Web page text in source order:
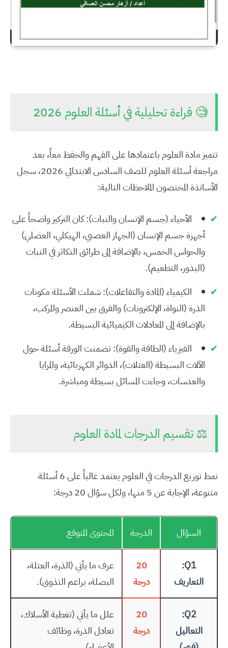
🧐 قراءة تحليلية في أسئلة العلوم 2026
تتميز مادة العلوم باعتمادها على الفهم والحفظ معاً، بعد
مراجعةأسئلة العلوم للصف السادس الابتدائي 2026
، سجل
الأساتذة المختصون الملاحظات التالية:
✔ الأحياء (جسم الإنسان والنبات):كان التركيز واضحاً على
أجهزة جسم الإنسان (الجهاز العصبي، الهيكلي، العضلي)
والحواس الخمس، بالإضافة إلى طرائق التكاثر في النبات
(البذور، التطعيم).
✔
الكيمياء (المادة والتفاعلات):شملت الأسئلة مكونات
الذرة (النواة، الإلكترونات) والفرق بين العنصر والمركب،
بالإضافة إلى المعادلات الكيميائية البسيطة.
✔
الفيزياء (الطاقة والقوة):تضمنت الورقة أسئلة حول
الآلات البسيطة (العتلات)، الدوائر الكهربائية، والمرايا
والعدسات، وجاءت المسائل بسيطة ومباشرة.
⚖️ تقسيم الدرجات لمادة العلوم
نمط توزيع الدرجات في العلوم يعتمد غالباً على 6 أسئلة
متنوعة، الإجابة عن 5 منها، ولكل سؤال 20 درجة:
السؤال الدرجة المحتوى المتوقع
Q1:
التعاريف
20
درجة
عرف ما يأتي (الذرة، العتلة،
البصلة، براعم التذوق).
Q2:
التعاليل
20
درجة
علل ما يأتي (تغطية الأسلاك،
تعادل الذرة، وظائف